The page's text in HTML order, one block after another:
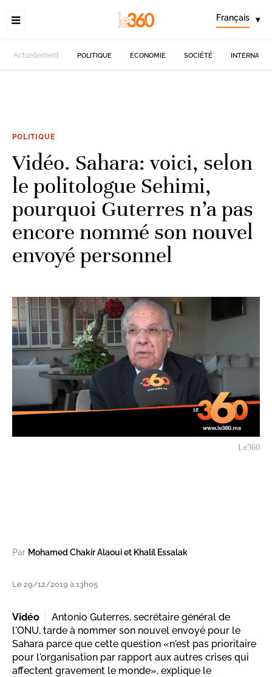
Français ▾
Actuellement POLITIQUE ECONOMIE SOCIÉTÉ
POLITIQUE
Vidéo. Sahara: voici, selon
le politologue Sehimi,
pourquoi Guterres n’a pas
encore nommé son nouvel
envoyé personnel
Le360
Par Mohamed Chakir Alaoui et Khalil Essalak
Le 29/12/2019 à 13h05
Vidéo
Antonio Guterres, secrétaire général de
l'ONU, tarde à nommer son nouvel envoyé pour le
Sahara parce que cette question «n'est pas prioritaire
pour l'organisation par rapport aux autres crises qui
affectent gravement le monde», explique le